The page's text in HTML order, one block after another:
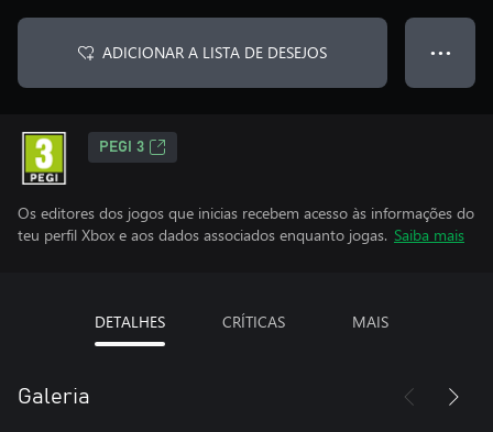
ADICIONAR A LISTA DE DESEJOS ● ● ●
PEGI 3
Os editores dos jogos que inicias recebem acesso às informações do
teu perfil Xbox e aos dados associados enquanto jogas. Saiba mais
DETALHES CRÍTICAS MAIS
Galeria